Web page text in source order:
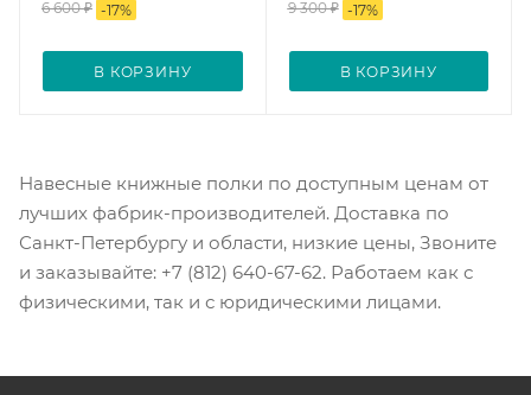
6 600₽ -17%
В КОРЗИНУ
9 300₽ -17%
В КОРЗИНУ
Навесные книжные полки по доступным ценам от
лучших фабрик-производителей. Доставка по
Санкт-Петербургу и области, низкие цены, Звоните
и заказывайте: +7 (812) 640-67-62. Работаем как с
физическими, так и с юридическими лицами.